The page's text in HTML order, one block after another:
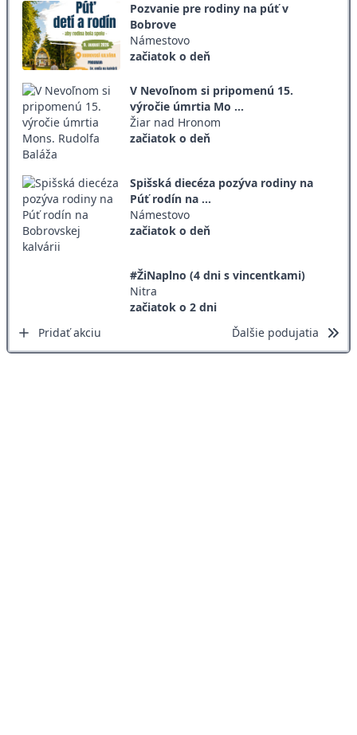
Pozvanie pre rodiny na púť v
Bobrove
Námestovo
začiatok o deň
V Nevoľnom si pripomenú 15.
výročie úmrtia Mo ...
Žiar nad Hronom
začiatok o deň
Spišská diecéza pozýva rodiny na
Púť rodín na ...
Námestovo
začiatok o deň
#ŽiNaplno (4 dni s vincentkami)
Nitra
začiatok o 2 dni
Pridať akciu
Ďalšie podujatia